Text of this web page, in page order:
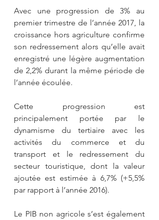
Avec une progression de 3% au
premier trimestre de l’année 2017, la
croissance hors agriculture confirme
son redressement alors qu’elle avait
enregistré une légère augmentation
de 2,2% durant la même période de
l’année écoulée.
Cette progression est
principalement portée par le
dynamisme du tertiaire avec les
activités du commerce et du
transport et le redressement du
secteur touristique, dont la valeur
ajoutée est estimée à 6,7% (+5,5%
par rapport à l’année 2016).
Le PIB non agricole s’est également